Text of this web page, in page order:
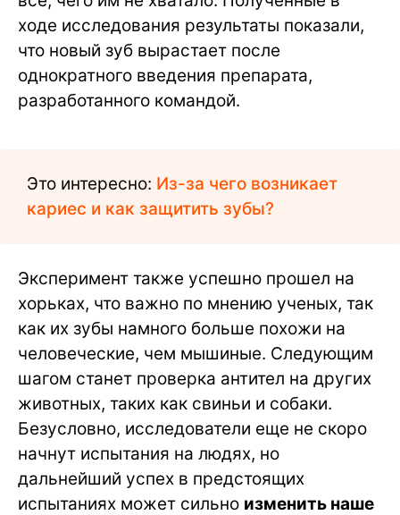
ходе исследования результаты показали,
что новый зуб вырастает после
однократного введения препарата,
разработанного командой.
Это интересно: Из-за чего возникает
кариес и как защитить зубы?
Эксперимент также успешно прошел на
хорьках, что важно по мнению ученых, так
как их зубы намного больше похожи на
человеческие, чем мышиные. Следующим
шагом станет проверка антител на других
животных, таких как свиньи и собаки.
Безусловно, исследователи еще не скоро
начнут испытания на людях, но
дальнейший успех в предстоящих
испытаниях может сильно изменить наше